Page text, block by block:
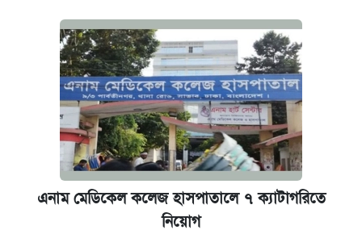
এনাম মেডিকেল কলেজ হাসপাতালে ৭ ক্যাটাগরিতে
নিয়োগ